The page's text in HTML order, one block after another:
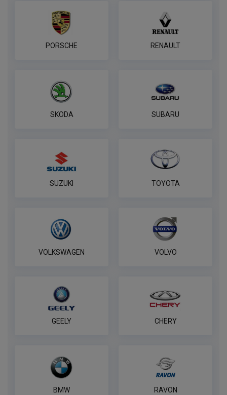
PORSCHE RENAULT
SKODA SUBARU
SUZUKI TOYOTA
VOLKSWAGEN VOLVO
GEELY CHERY
BMW RAVON